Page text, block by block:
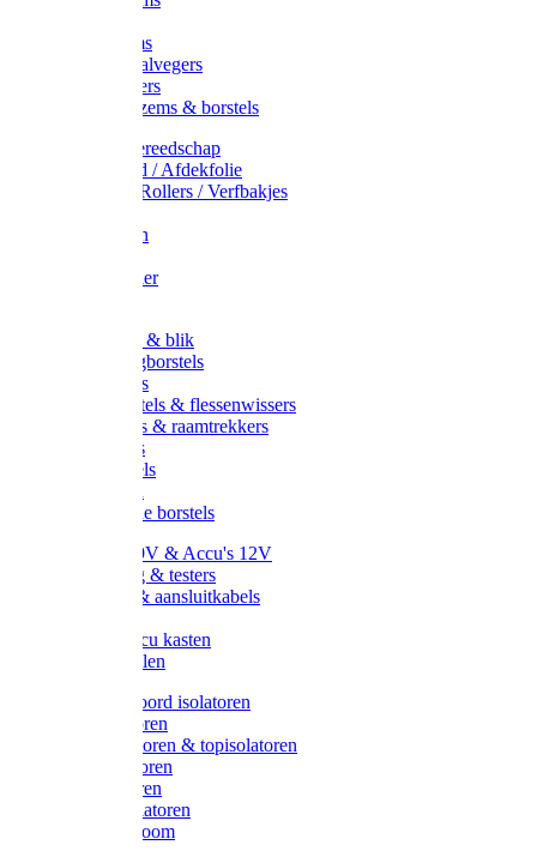
Gootbezems
Kamer-/Zaalvegers
Vloertrekkers
Onkruidbezems & borstels
Schildersgereedschap
Afplakband / Afdekfolie
Kwasten / Rollers / Verfbakjes
Afdekfoliën
Schuurpapier
Handveger & blik
Voetenveegborstels
Handvegers
Afwasborstels & flessenwissers
Wasborstels & raamtrekkers
Tonborstels
Werkborstels
Hygienische borstels
Batterijen 9V & Accu's 12V
Beveiliging & testers
Kabelsets & aansluitkabels
Metalen accu kasten
Zonnepanelen
Draad & koord isolatoren
Ringisolatoren
Extra isolatoren & topisolatoren
Hoekisolatoren
Lintisolatoren
Afstandisolatoren
Isolatorenboom